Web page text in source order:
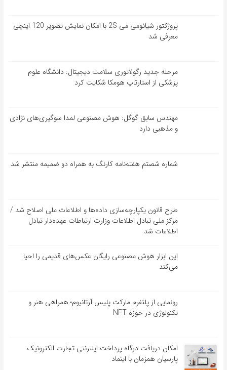
پروژکتور شیائومی می 2S با امکان نمایش تصویر 120 اینچی
معرفی شد
مرحله جدید رگولاتوری سلامت دیجیتال: دانشگاه علوم
پزشکی از استارتاپ هومکا شکایت کرد
مهندس سابق گوگل: هوش مصنوعی لمدا سوگیری‌های نژادی
و مذهبی دارد
شماره شصتم هفته‌نامه کارنگ به همراه دو ضمیمه منتشر شد
طرح قانون یکپارچه‌سازی داده‌ها و اطلاعات ملی اصلاح شد /
مرکز ملی تبادل اطلاعات وزارت ارتباطات عهده‌دار تبادل
اطلاعات شد
این ابزار هوش مصنوعی رایگان عکس‌های قدیمی را احیا
می‌کند
رونمایی از پلتفرم مارکت پلیس آرتانیوم؛ همراهی هنر و
تکنولوژی در حوزه NFT
امکان دریافت درگاه پرداخت اینترنتی تجارت الکترونیک
پارسیان همزمان با اینماد